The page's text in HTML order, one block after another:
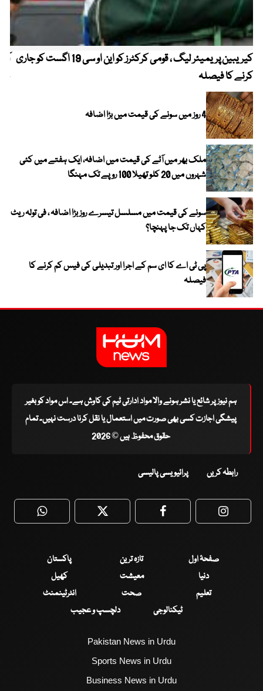
کیریبین پریمیئر لیگ ، قومی کرکٹرز کو این او سی 19 اگست کو جاری
کرنے کا فیصلہ
4 روز میں سونے کی قیمت میں بڑا اضافہ
ملک بھر میں آٹے کی قیمت میں اضافہ، ایک ہفتے میں کئی
شہروں میں 20 کلو تھیلا 100 روپے تک مہنگا
سونے کی قیمت میں مسلسل تیسرے روز بڑا اضافہ ، فی تولہ ریٹ
کہاں تک جا پہنچا؟
پی ٹی اے کا ای سم کے اجرا اور تبدیلی کی فیس کم کرنے کا
فیصلہ
ہم نیوز پر شائع یا نشر ہونے والا مواد ادارتی ٹیم کی کاوش ہے۔ اس مواد کو بغیر
پیشگی اجازت کسی بھی صورت میں استعمال یا نقل کرنا درست نہیں۔ تمام
حقوق محفوظ ہیں © 2026
رابطہ کریں پرائیویسی پالیسی
WhatsApp Twitter Facebook
صفحۂ اول تازہ ترین
پاکستان
دنیا
معیشت
کھیل
تعلیم
صحت
انٹرٹینمنٹ
ٹیکنالوجی
دلچسپ و عجیب
Pakistan News in Urdu
Sports News in Urdu
Business News in Urdu